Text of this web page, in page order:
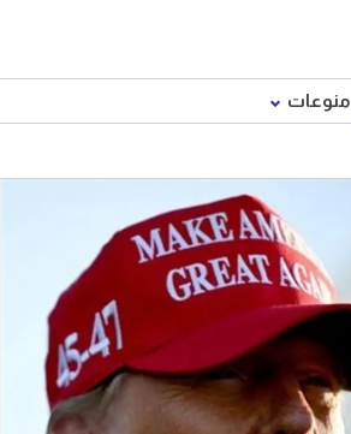
منوعات